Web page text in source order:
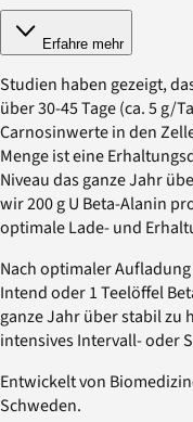
Erfahre mehr
Studien haben gezeigt,
über 30-45 Tage (ca. 5 g/
Carnosinwerte in den
Menge ist eine
Niveau das ganze Jahr
wir 200 g U Beta-Alanin
optimale Lade- und
Nach optimaler
Intend oder 1 Teelöffel
ganze Jahr über stabil zu
intensives Intervall- oder
Entwickelt von
Schweden.